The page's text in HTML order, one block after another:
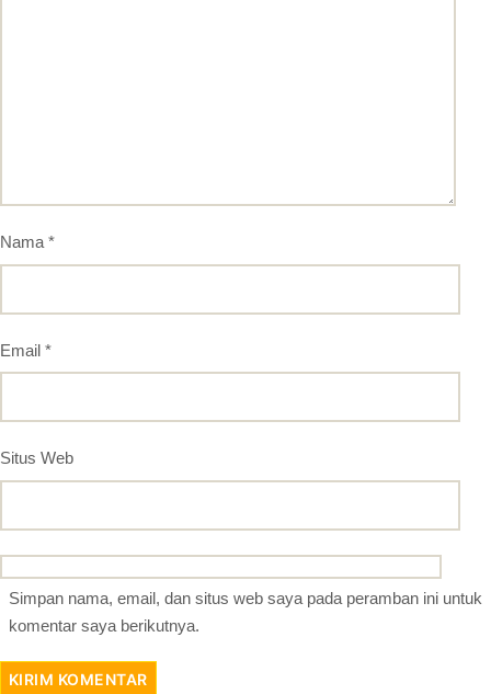
Nama *
Email *
Situs Web
Simpan nama, email, dan situs web saya pada peramban ini untuk
komentar saya berikutnya.